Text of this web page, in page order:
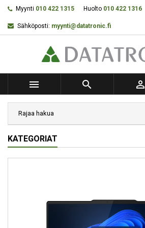
Myynti 010 422 1315 Huolto 010 422 1316
Sähköposti: myynti@datatronic.fi
  
Rajaa hakua
KATEGORIAT